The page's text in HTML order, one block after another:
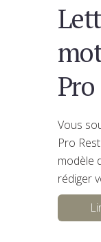
Vous
Pro
modèle
rédiger